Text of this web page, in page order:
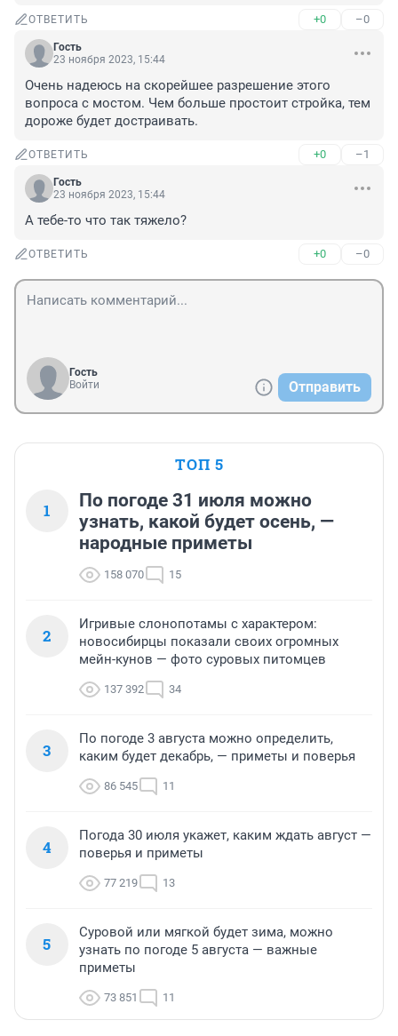
ОТВЕТИТЬ +0 –0
Гость
23 ноября 2023, 15:44
Очень надеюсь на скорейшее разрешение этого
вопроса с мостом. Чем больше простоит стройка, тем
дороже будет достраивать.
ОТВЕТИТЬ +0 –1
Гость
23 ноября 2023, 15:44
А тебе-то что так тяжело?
ОТВЕТИТЬ +0 –0
Гость
Войти
Отправить
ТОП 5
1
По погоде 31 июля можно
узнать, какой будет осень, —
народные приметы
158 070 15
2
Игривые слонопотамы с характером:
новосибирцы показали своих огромных
мейн-кунов — фото суровых питомцев
137 392 34
3
По погоде 3 августа можно определить,
каким будет декабрь, — приметы и поверья
86 545 11
4
Погода 30 июля укажет, каким ждать август —
поверья и приметы
77 219 13
5
Суровой или мягкой будет зима, можно
узнать по погоде 5 августа — важные
приметы
73 851 11